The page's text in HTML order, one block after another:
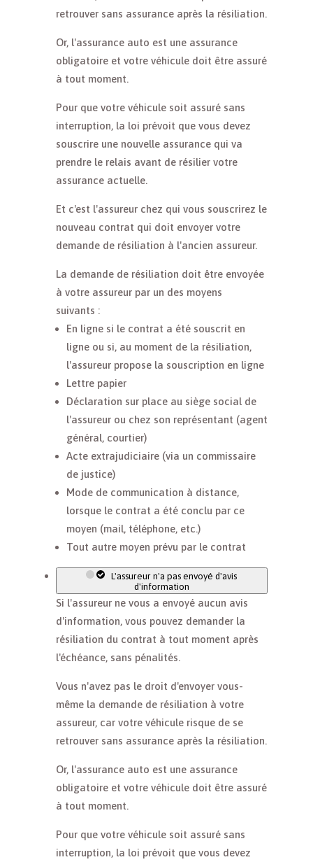
retrouver sans assurance après la résiliation.
Or, l'assurance auto est une assurance
obligatoire et votre véhicule doit être assuré
à tout moment.
Pour que votre véhicule soit assuré sans
interruption, la loi prévoit que vous devez
souscrire une nouvelle assurance qui va
prendre le relais avant de résilier votre
assurance actuelle.
Et c'est l'assureur chez qui vous souscrirez le
nouveau contrat qui doit envoyer votre
demande de résiliation à l'ancien assureur.
La demande de résiliation doit être envoyée
à votre assureur par un des moyens
suivants :
En ligne si le contrat a été souscrit en
ligne ou si, au moment de la résiliation,
l'assureur propose la souscription en ligne
Lettre papier
Déclaration sur place au siège social de
l'assureur ou chez son représentant (agent
général, courtier)
Acte extrajudiciaire (via un commissaire
de justice)
Mode de communication à distance,
lorsque le contrat a été conclu par ce
moyen (mail, téléphone, etc.)
Tout autre moyen prévu par le contrat
L'assureur n'a pas envoyé d'avis
d'information
Si l'assureur ne vous a envoyé aucun avis
d'information, vous pouvez demander la
résiliation du contrat à tout moment après
l'échéance, sans pénalités.
Vous n'avez pas le droit d'envoyer vous-
même la demande de résiliation à votre
assureur, car votre véhicule risque de se
retrouver sans assurance après la résiliation.
Or, l'assurance auto est une assurance
obligatoire et votre véhicule doit être assuré
à tout moment.
Pour que votre véhicule soit assuré sans
interruption, la loi prévoit que vous devez